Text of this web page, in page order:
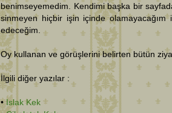
benimseyemedim. Kendimi başka bir
sinmeyen hiçbir işin içinde
edeceğim.
Oy kullanan ve görüşlerini belirten bütün
İlgili diğer yazılar :
•Islak Kek